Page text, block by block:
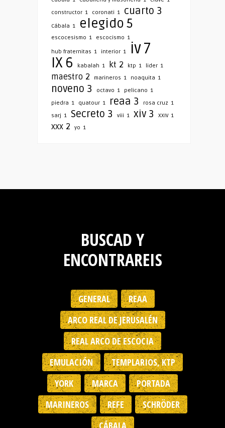
constructor 1 coronati 1 cuarto 3
Cábala 1 elegido5
escocesismo 1 escocismo 1
hub fraternitas 1 interior 1 iv7
IX 6 kabalah 1 kt 2 ktp 1 lider 1
maestro 2 marineros 1 noaquita 1
noveno 3 octavo 1 pelicano 1
piedra 1 quatour 1 reaa 3 rosa cruz 1
sarj 1 Secreto 3 viii 1 xiv 3 XXIV 1
xxx 2 yo 1
BUSCAD Y
ENCONTRAREIS
GENERAL
REAA
ARCO REAL DE JERUSALÉN
REAL ARCO DE ESCOCIA
EMULACIÓN
TEMPLARIOS, KTP
YORK
MARCA
PORTADA
MARINEROS
REFE
SCHRÖDER
CÁBALA